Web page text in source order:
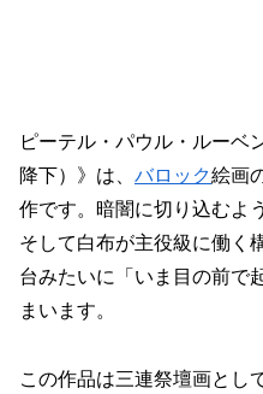
ピーテル・パウル・ルーベ
降下）》は、 バロック絵画
作です。暗闇に切り込むよ
そして白布が主役級に働く
台みたいに「いま目の前で
まいます。
この作品は三連祭壇画とし